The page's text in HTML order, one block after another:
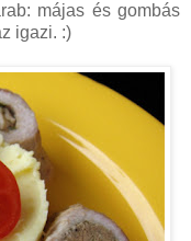
májas és gombás
igazi. :)